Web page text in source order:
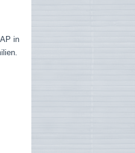
in